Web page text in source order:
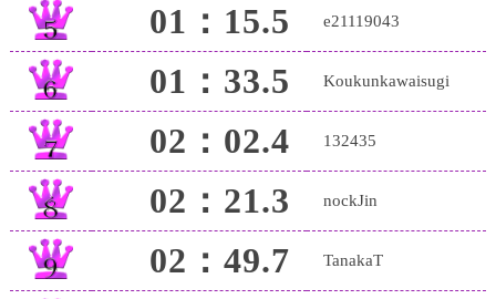
01：15.5 e21119043
01：33.5 Koukunkawaisugi
02：02.4 132435
02：21.3 nockJin
02：49.7 TanakaT